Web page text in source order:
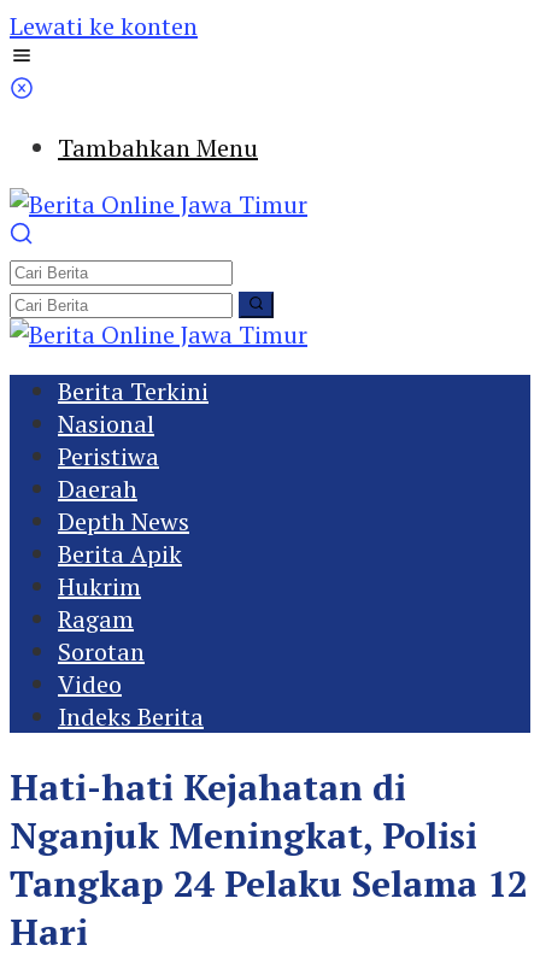
Lewati ke konten
Tambahkan Menu
Berita Terkini
Nasional
Peristiwa
Daerah
Depth News
Berita Apik
Hukrim
Ragam
Sorotan
Video
Indeks Berita
Hati-hati Kejahatan di
Nganjuk Meningkat, Polisi
Tangkap 24 Pelaku Selama 12
Hari